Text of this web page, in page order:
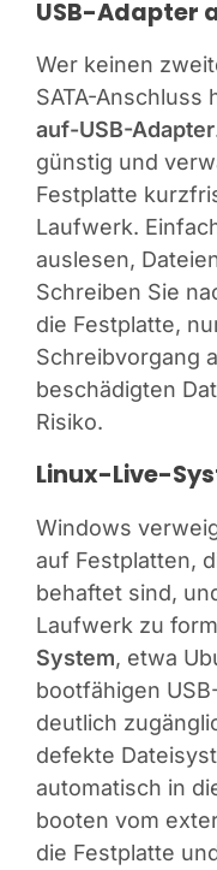
USB-Adapter
Wer keinen
SATA-Anschluss
auf-USB-Adapter
günstig und
Festplatte
Laufwerk.
auslesen,
Schreiben Sie
die Festplatte,
Schreibvorgang
beschädigten
Risiko.
Linux-Live-
Windows
auf Festplatten,
behaftet sind,
Laufwerk zu
System, etwa
bootfähigen
deutlich
defekte
automatisch in
booten vom
die Festplatte